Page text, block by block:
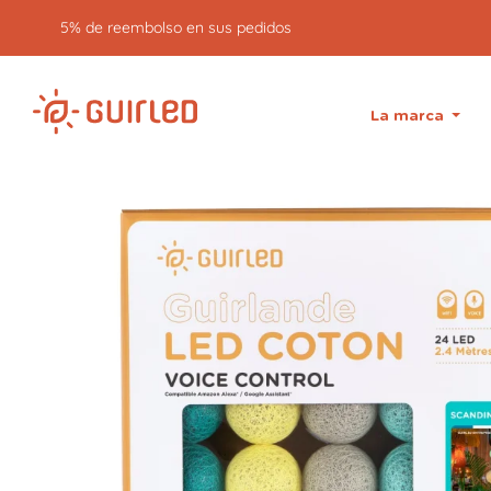
5% de reembolso en sus pedidos
La marca